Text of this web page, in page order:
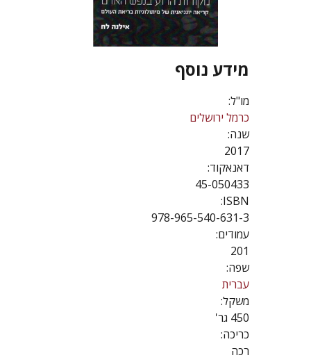
מידע נוסף
מו"ל:
כרמל ירושלים
שנה:
2017
דאנאקוד:
45-050433
ISBN:
978-965-540-631-3
עמודים:
201
שפה:
עברית
משקל:
450 גר'
כריכה:
רכה